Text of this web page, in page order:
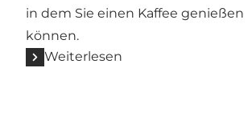
in dem Sie einen Kaffee genießen
können.
Weiterlesen